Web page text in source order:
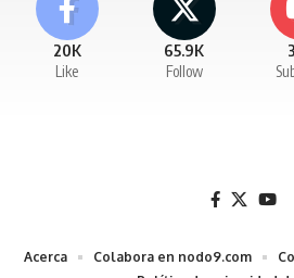
20K
Like
65.9K
Follow
Acerca Colabora en nodo9.com